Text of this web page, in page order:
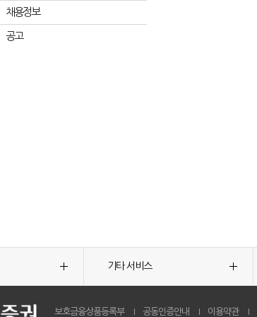
채용정보
공고
기타 서비스
보호금융상품등록부 공동인증안내 이용약관